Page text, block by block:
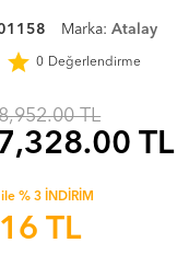
Marka:Atalay
star 0 Değerlendirme
TL
TL
% 3 İNDİRİM
TL